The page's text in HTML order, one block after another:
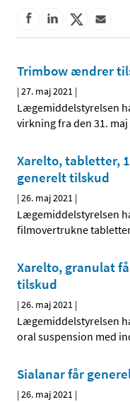
Trimbow ændrer
|27. maj 2021 |
Lægemiddelstyrelsen
virkning fra den 31.
Xarelto, tabletter,
generelt tilskud
|26. maj 2021 |
Lægemiddelstyrelsen
filmovertrukne
Xarelto, granulat
tilskud
|26. maj 2021 |
Lægemiddelstyrelsen
oral suspension med
Sialanar får
|26. maj 2021 |